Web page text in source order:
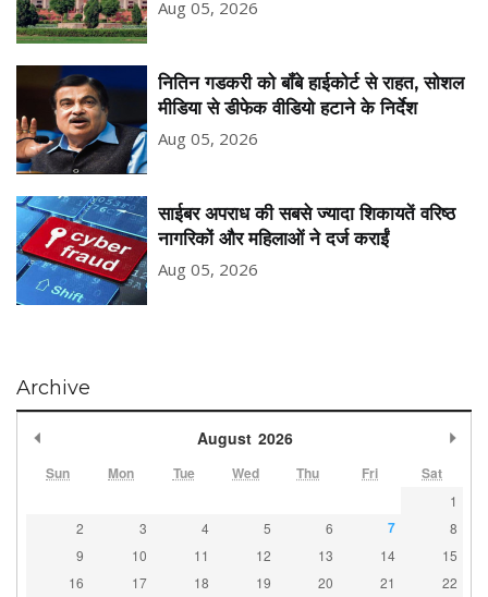
Aug 05, 2026
नितिन गडकरी को बॉंबे हाईकोर्ट से राहत, सोशल
मीडिया से डीफेक वीडियो हटाने के निर्देश
Aug 05, 2026
साईबर अपराध की सबसे ज्यादा शिकायतें वरिष्ठ
नागरिकों और महिलाओं ने दर्ज कराईं
Aug 05, 2026
Archive
August 2026
Sun Mon Tue Wed Thu Fri Sat
1
2
3 4 5 6 7
8
9
10 11 12 13 14
15
16
17 18 19 20 21
22